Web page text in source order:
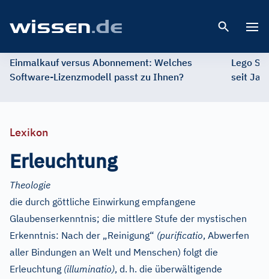
Einmalkauf versus Abonnement: Welches
Software-Lizenzmodell passt zu Ihnen?
Lego
seit
Lexikon
Erleuchtung
Theologie
die durch göttliche Einwirkung empfangene
Glaubenserkenntnis; die mittlere Stufe der mystischen
Erkenntnis: Nach der „Reinigung“ (purificatio, Abwerfen
aller Bindungen an Welt und Menschen) folgt die
Erleuchtung (illuminatio), d. h. die überwältigende